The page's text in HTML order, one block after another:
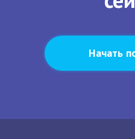
Начать